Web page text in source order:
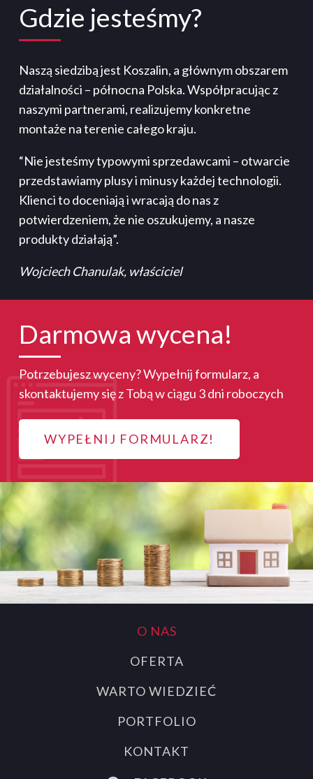
Gdzie jesteśmy?
Naszą siedzibą jest Koszalin, a głównym obszarem
działalności – północna Polska. Współpracując z
naszymi partnerami, realizujemy konkretne
montaże na terenie całego kraju.
“Nie jesteśmy typowymi sprzedawcami – otwarcie
przedstawiamy plusy i minusy każdej technologii.
Klienci to doceniają i wracają do nas z
potwierdzeniem, że nie oszukujemy, a nasze
produkty działają”.
Wojciech Chanulak, właściciel
Darmowa wycena!
Potrzebujesz wyceny? Wypełnij formularz, a
skontaktujemy się z Tobą w ciągu 3 dni roboczych
WYPEŁNIJ FORMULARZ!
O NAS
OFERTA
WARTO WIEDZIEĆ
PORTFOLIO
KONTAKT